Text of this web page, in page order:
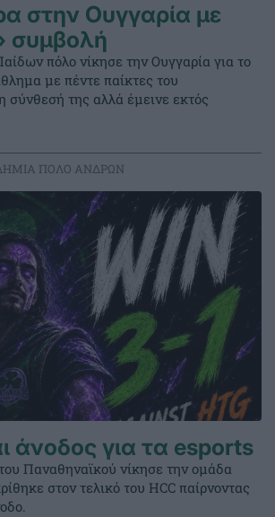
στην Ουγγαρία με
συμβολή
πόλο νίκησε την Ουγγαρία για το
με πέντε παίκτες του
σύνθεσή της αλλά έμεινε εκτός
ΠΟΛΟ ΑΝΔΡΩΝ
άνοδος για τα esports
Παναθηναϊκού νίκησε την ομάδα
στον τελικό του HCC παίρνοντας